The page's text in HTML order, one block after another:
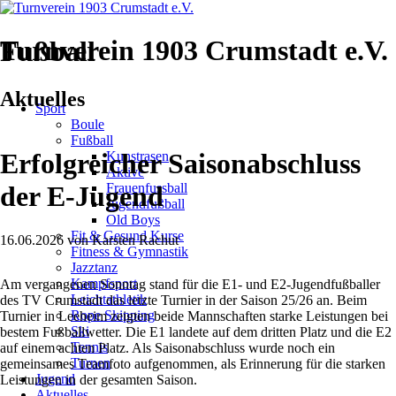
Turnverein 1903 Crumstadt e.V.
Navigation
überspringen
Sport
Boule
Fußball
Kunstrasen
Aktive
Frauenfussball
Jugendfußball
Old Boys
Fit & Gesund Kurse
Fitness & Gymnastik
Jazztanz
Kampfsport
Leichtathletik
Rope Skipping
Ski
Tennis
Turnen
Jugend
Fußball
Aktuelles
Erfolgreicher Saisonabschluss
der E-Jugend
16.06.2026 vonKarsten Rachut
Am vergangenen Sonntag stand für die E1- und E2-Jugendfußballer
des TV Crumstadt das letzte Turnier in der Saison 25/26 an. Beim
Turnier in Leeheim zeigten beide Mannschaften starke Leistungen bei
bestem Fußballwetter. Die E1 landete auf dem dritten Platz und die E2
auf einem achten Platz. Als Saisonabschluss wurde noch ein
gemeinsames Teamfoto aufgenommen, als Erinnerung für die starken
Leistungen in der gesamten Saison.